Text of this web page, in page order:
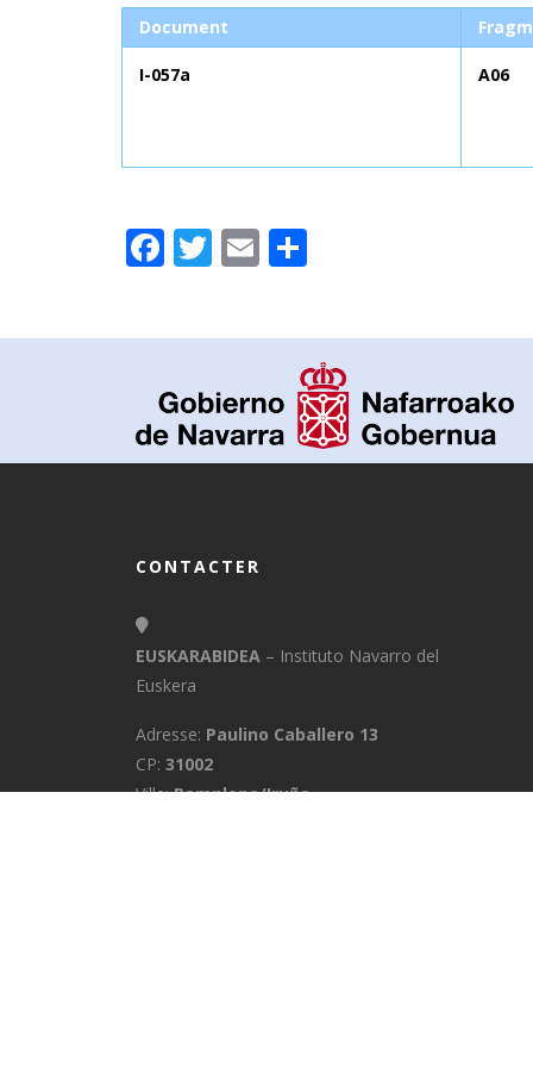
Document
I-057a A06
Facebook
Twitter
Email
CONTACTER
EUSKARABIDEA – Instituto Navarro del
Euskera
Adresse: Paulino Caballero 13
CP: 31002
Ville:Pamplona/Iruña